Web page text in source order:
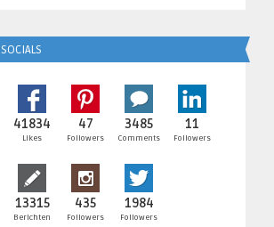
SOCIALS
41834
Likes
47
Followers
3485
Comments
11
Followers
13315
Berichten
435
Followers
1984
Followers